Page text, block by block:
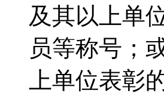
及其以上单
员等称号；
上单位表彰